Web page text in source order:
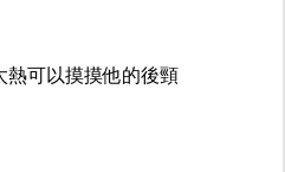
熱可以摸摸他的後頸